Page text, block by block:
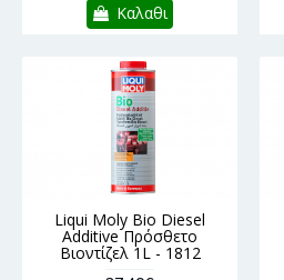
Καλαθι
Liqui Moly Bio Diesel
Additive Πρόσθετο
Βιοντίζελ 1L - 1812